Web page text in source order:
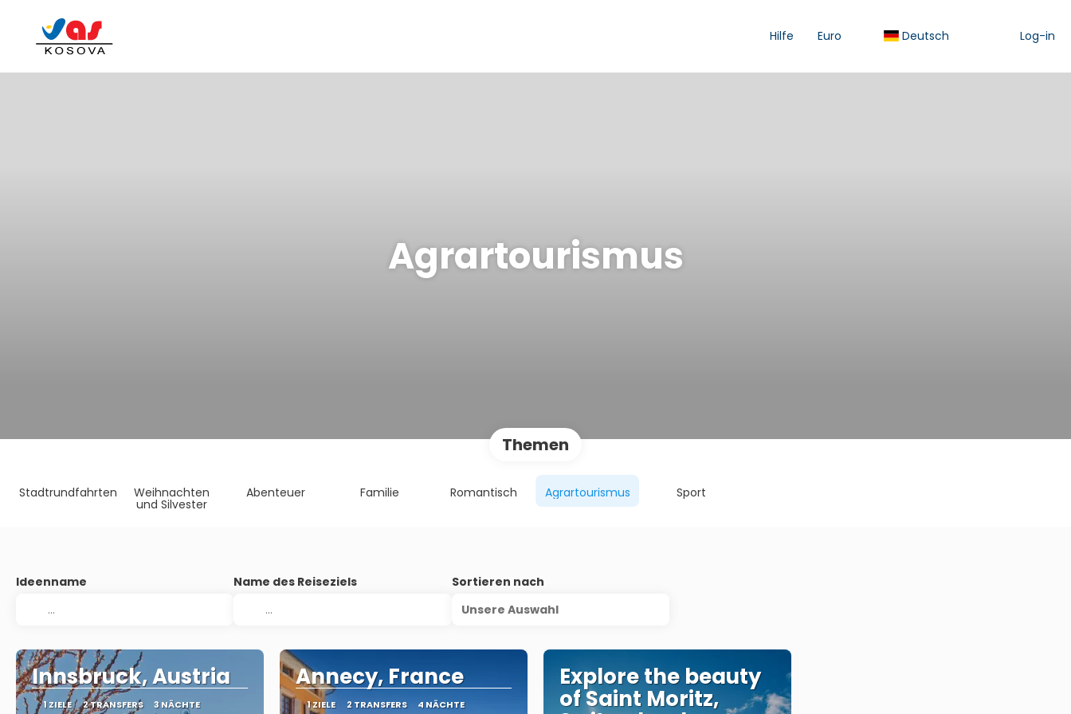
Hilfe Euro Deutsch Log-in
Agrartourismus
Themen
Stadtrundfahrten Weihnachten
und Silvester
Abenteuer Familie Romantisch Agrartourismus Sport
Ideenname Name des Reiseziels
Sortieren nach
Unsere Auswahl
Innsbruck, Austria
1 ZIELE 2 TRANSFERS 3 NÄCHTE
Annecy, France
1 ZIELE 2 TRANSFERS 4 NÄCHTE
Explore the beauty
of Saint Moritz,